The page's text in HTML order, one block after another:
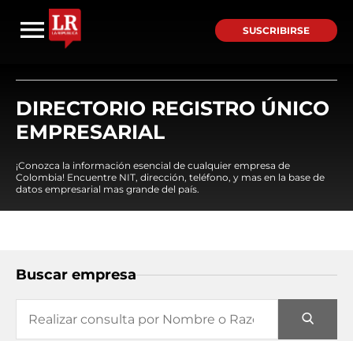
SUSCRIBIRSE
DIRECTORIO REGISTRO ÚNICO
EMPRESARIAL
¡Conozca la información esencial de cualquier empresa de
Colombia! Encuentre NIT, dirección, teléfono, y mas en la base de
datos empresarial mas grande del país.
Buscar empresa